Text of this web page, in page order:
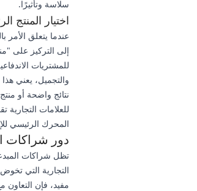
سلاسة وتأثيرًا.
اختيار المنتج
عندما يتعلق الأمر
للمشتريات
والتجميل، يعني
نتائج واضحة أو
للعلامات
المحرك الرئيسي
دور شراكات
التجارية التي
مفيد، فإن التعاون